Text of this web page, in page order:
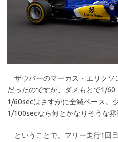
ザウバーのマーカス・エリクソ
だったのですが、ダメもとで1/60
1/60secはさすがに全滅ペース。
1/100secなら何とかなりそうな雰
ということで、フリー走行1回